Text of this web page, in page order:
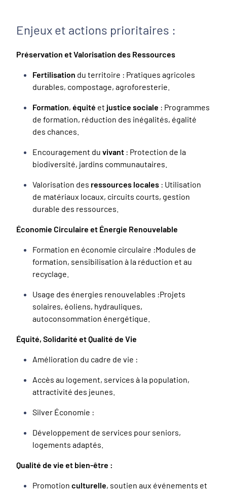
Enjeux et actions prioritaires :
Préservation et Valorisation des Ressources
Fertilisation du territoire : Pratiques agricoles
durables, compostage, agroforesterie.
Formation, équité et justice sociale : Programmes
de formation, réduction des inégalités, égalité
des chances.
Encouragement du vivant : Protection de la
biodiversité, jardins communautaires.
Valorisation des ressources locales : Utilisation
de matériaux locaux, circuits courts, gestion
durable des ressources.
Économie Circulaire et Énergie Renouvelable
Formation en économie circulaire :Modules de
formation, sensibilisation à la réduction et au
recyclage.
Usage des énergies renouvelables :Projets
solaires, éoliens, hydrauliques,
autoconsommation énergétique.
Équité, Solidarité et Qualité de Vie
Amélioration du cadre de vie :
Accès au logement, services à la population,
attractivité des jeunes.
Silver Économie :
Développement de services pour seniors,
logements adaptés.
Qualité de vie et bien-être :
Promotion culturelle, soutien aux événements et